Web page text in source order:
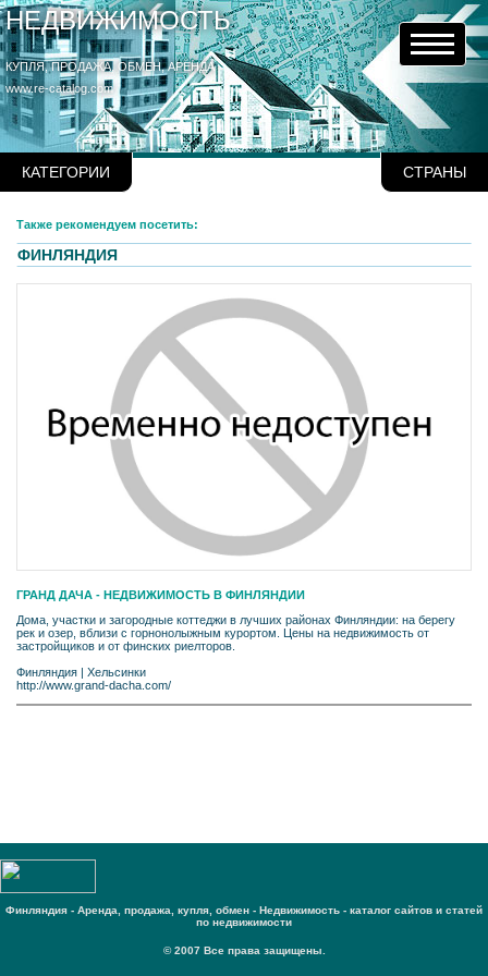
НЕДВИЖИМОСТЬ
КУПЛЯ, ПРОДАЖА, ОБМЕН, АРЕНДА
www.re-catalog.com
КАТЕГОРИИ СТРАНЫ
Также рекомендуем посетить:
ФИНЛЯНДИЯ
ГРАНД ДАЧА - НЕДВИЖИМОСТЬ В ФИНЛЯНДИИ
Дома, участки и загородные коттеджи в лучших районах Финляндии: на берегу
рек и озер, вблизи с горнонолыжным курортом. Цены на недвижимость от
застройщиков и от финских риелторов.
Финляндия
Хельсинки
http://www.grand-dacha.com/
Финляндия - Аренда, продажа, купля, обмен - Недвижимость - каталог сайтов и статей
по недвижимости
© 2007 Все права защищены.